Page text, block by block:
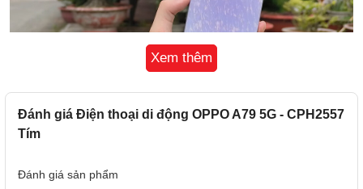
Thiết kế của OPPO A79 vẫn giữ nguyên phong cách của
đặt camera trong cụm mô-đun vuông vức hình chữ nhật, tạo
Xem thêm
Đánh giá Điện thoại di động OPPO A79 5G - CPH2557
Tím
Đánh giá sản phẩm